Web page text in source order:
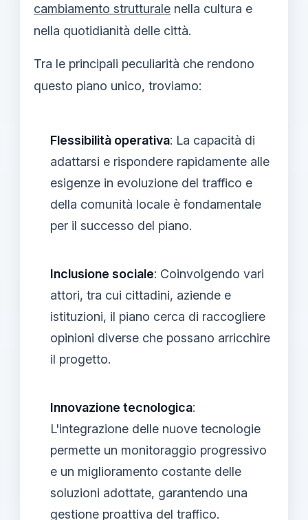
cambiamento strutturale nella cultura e
nella quotidianità delle città.
Tra le principali peculiarità che rendono
questo piano unico, troviamo:
Flessibilità operativa: La capacità di
adattarsi e rispondere rapidamente alle
esigenze in evoluzione del traffico e
della comunità locale è fondamentale
per il successo del piano.
Inclusione sociale: Coinvolgendo vari
attori, tra cui cittadini, aziende e
istituzioni, il piano cerca di raccogliere
opinioni diverse che possano arricchire
il progetto.
Innovazione tecnologica:
L'integrazione delle nuove tecnologie
permette un monitoraggio progressivo
e un miglioramento costante delle
soluzioni adottate, garantendo una
gestione proattiva del traffico.